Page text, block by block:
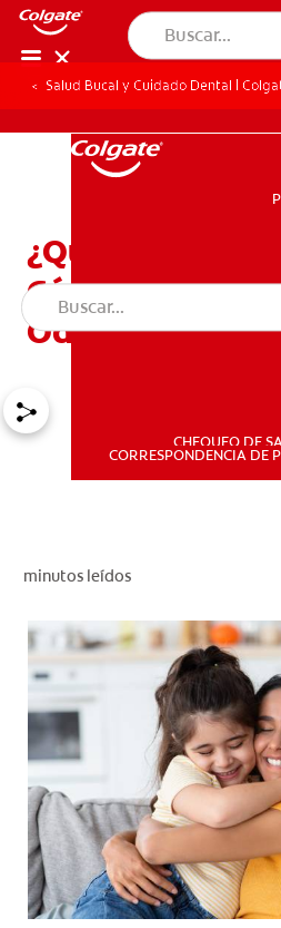
CHEQUEO DE
CORRESPONDENCIA DE
Salud Bucal y Cuidado Dental |
¿Qué Es La
Céntrica En La
Odontología?
minutos leídos